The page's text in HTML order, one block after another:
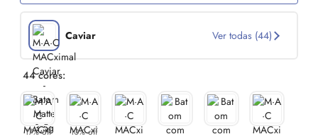
Caviar Ver todas (44)
44 cores:
17% off 10% off